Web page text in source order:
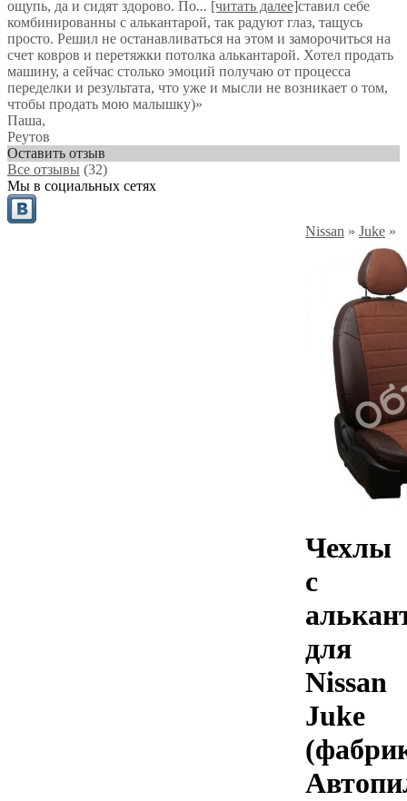
ощупь, да и сидят здорово. По... [читать далее]ставил себе
комбинированны с алькантарой, так радуют глаз, тащусь
просто. Решил не останавливаться на этом и заморочиться на
счет ковров и перетяжки потолка алькантарой. Хотел продать
машину, а сейчас столько эмоций получаю от процесса
переделки и результата, что уже и мысли не возникает о том,
чтобы продать мою малышку)»
Паша,
Реутов
Оставить отзыв
Все отзывы (32)
Мы в социальных сетях
Nissan » Juke »
Чехлы
с
для
Nissan
Juke